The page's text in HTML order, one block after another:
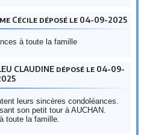
Cécile déposé le 04-09-2025
à toute la famille
CLAUDINE déposé le 04-09-
leurs sincères condoléances.
son petit tour à AUCHAN.
toute la famille.